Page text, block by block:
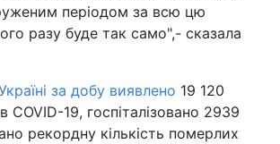
періодом за всю цю
разу буде так само",- сказала
за добу виявлено 19 120
COVID-19, госпіталізовано 2939
рекордну кількість померлих